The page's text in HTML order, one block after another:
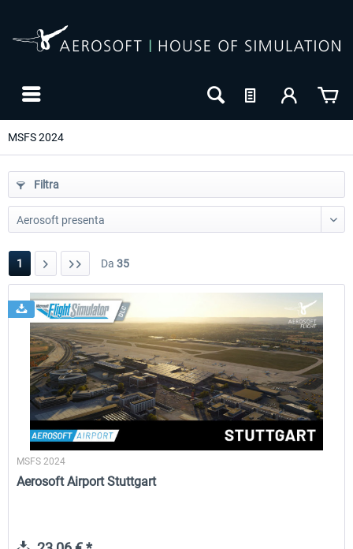
MSFS 2024
24h FREE
EmergencyDispatcherPro - 24h Free
Trial
0,00 € *
Filtra
1 Da 35
MSFS 2024
Aerosoft Airport Stuttgart